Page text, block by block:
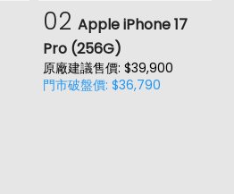
02 Apple iPhone 17
Pro (256G)
原廠建議售價: $39,900
門市破盤價: $36,790